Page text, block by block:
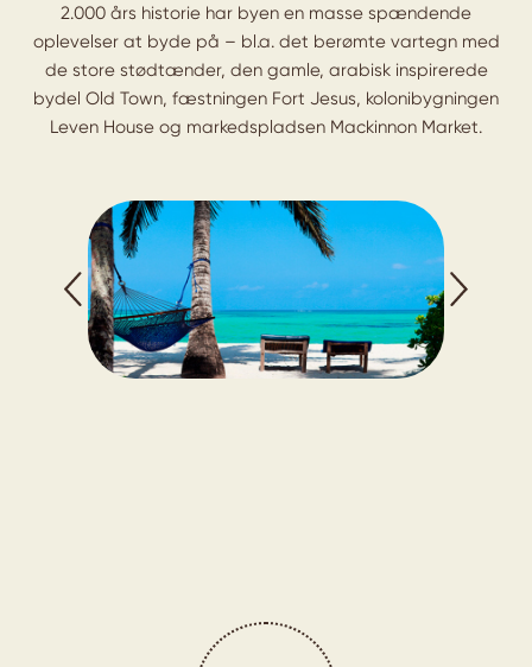
2.000 års historie har byen en masse spændende
oplevelser at byde på – bl.a. det berømte vartegn med
de store stødtænder, den gamle, arabisk inspirerede
bydel Old Town, fæstningen Fort Jesus, kolonibygningen
Leven House og markedspladsen Mackinnon Market.